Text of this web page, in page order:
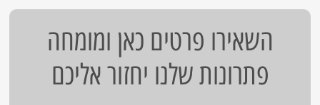
השאירו פרטים כאן ומומחה
פתרונות שלנו יחזור אליכם